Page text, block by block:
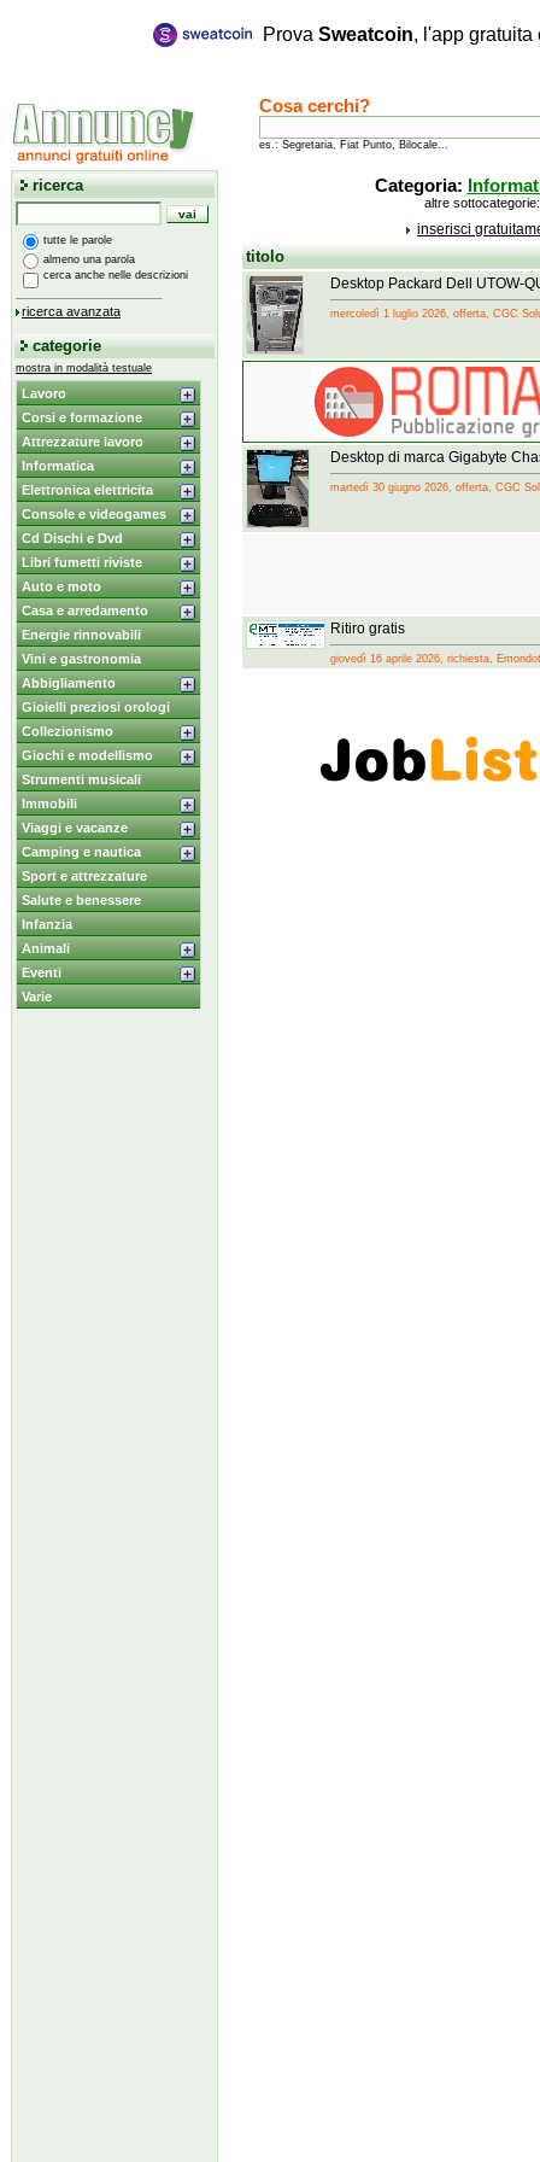
Prova Sweatcoin, l'app
Cosa cerchi?
es.: Segretaria, Fiat Punto, Bilocale...
ricerca
tutte le parole
almeno una parola
cerca anche nelle descrizioni
ricerca avanzata
categorie
mostra in modalità testuale
Lavoro
Corsi e formazione
Attrezzature lavoro
Informatica
Elettronica elettricita
Console e videogames
Cd Dischi e Dvd
Libri fumetti riviste
Auto e moto
Casa e arredamento
Energie rinnovabili
Vini e gastronomia
Abbigliamento
Gioielli preziosi orologi
Collezionismo
Giochi e modellismo
Strumenti musicali
Immobili
Viaggi e vacanze
Camping e nautica
Sport e attrezzature
Salute e benessere
Infanzia
Animali
Eventi
Varie
Categoria:
altre
inserisci
titolo
Desktop Packard Dell UTOW-
mercoledì 1 luglio 2026, offerta, CGC
Desktop di marca Gigabyte
martedì 30 giugno 2026, offerta, CGC
Ritiro gratis
giovedì 16 aprile 2026, richiesta,